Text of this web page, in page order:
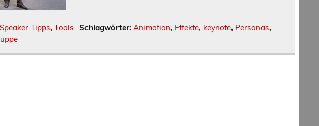
Speaker Tipps, Tools Schlagwörter:Animation, Effekte, keynote, Personas,